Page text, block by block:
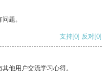
题。
支持[0] 反对[0]
他用户交流学习心得。